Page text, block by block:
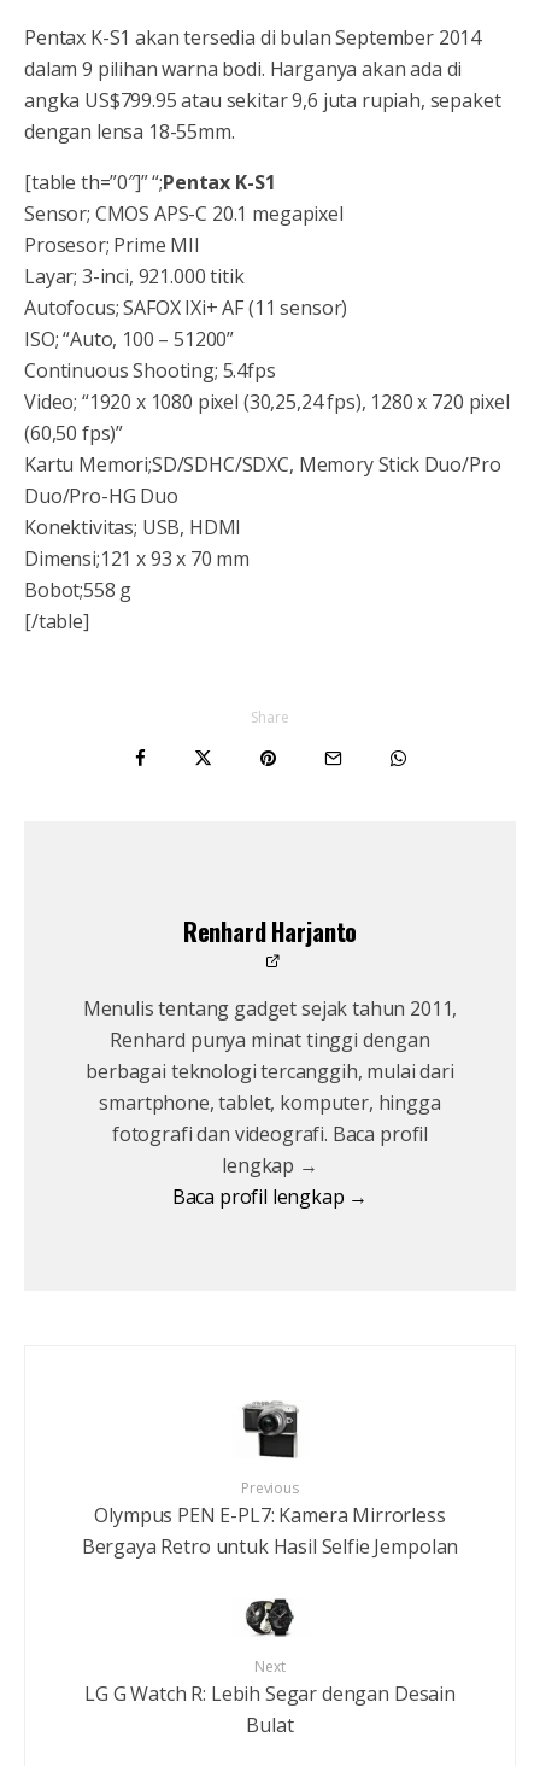
Pentax K-S1 akan tersedia di bulan September 2014
dalam 9 pilihan warna bodi. Harganya akan ada di
angka US$799.95 atau sekitar 9,6 juta rupiah, sepaket
dengan lensa 18-55mm.
[table th=”0″]” “;Pentax K-S1
Sensor; CMOS APS-C 20.1 megapixel
Prosesor; Prime MII
Layar; 3-inci, 921.000 titik
Autofocus; SAFOX IXi+ AF (11 sensor)
ISO; “Auto, 100 – 51200”
Continuous Shooting; 5.4fps
Video; “1920 x 1080 pixel (30,25,24 fps), 1280 x 720 pixel
(60,50 fps)”
Kartu Memori;SD/SDHC/SDXC, Memory Stick Duo/Pro
Duo/Pro-HG Duo
Konektivitas; USB, HDMI
Dimensi;121 x 93 x 70 mm
Bobot;558 g
[/table]
Share
Renhard Harjanto
Menulis tentang gadget sejak tahun 2011,
Renhard punya minat tinggi dengan
berbagai teknologi tercanggih, mulai dari
smartphone, tablet, komputer, hingga
fotografi dan videografi. Baca profil
lengkap →
Baca profil lengkap →
Previous
Olympus PEN E-PL7: Kamera Mirrorless
Bergaya Retro untuk Hasil Selfie Jempolan
Next
LG G Watch R: Lebih Segar dengan Desain
Bulat